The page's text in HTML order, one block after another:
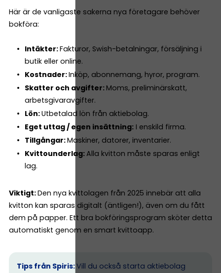
Här är de vanligaste sakerna nya företagare behöver
bokföra:
Intäkter:Fakturor, Swish-betalningar, försäljning i
butik eller online.
Kostnader:Inköp, abonnemang, hyror, program.
Skatter och avgifter: Moms, preliminärskatt,
arbetsgivaravgifter.
Lön:Utbetalad lön från aktiebolag.
Eget uttag / egen insättning:I enskild firma.
Tillgångar:Maskiner, datorer, inventarier.
Kvittounderlag:Alla kvitton måste sparas enligt
lag.
Viktigt:Den nya kvittolagen från 2025 innebär att alla
kvitton kan sparas digitalt (äntligen!), även om du fått
dem på papper. Ett bra bokföringsprogram sköter detta
automatiskt genom en smart kvittoapp.
Tips från Spiris:Vill du också starta aktiebolag